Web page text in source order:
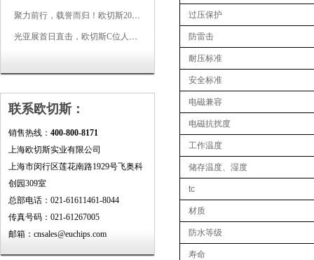
聚力前行，载誉而归！欧切斯2026光亚展完美收官
光亚展首日直击，欧切斯C位人气爆棚-双奖加冕，实力再出圈
联系欧切斯：
销售热线： 400-800-8171
上海欧切斯实业有限公司
上海市闵行区莲花南路1929号飞奥科
创园309室
总部电话：021-61611461-8044
传真号码：021-61267005
邮箱：cnsales@euchips.com
过压保护
防雷击
耐压标准
安全标准
电磁兼容
电磁抗扰度
工作温度
储存温度、湿度
tc
材质
防水等级
寿命